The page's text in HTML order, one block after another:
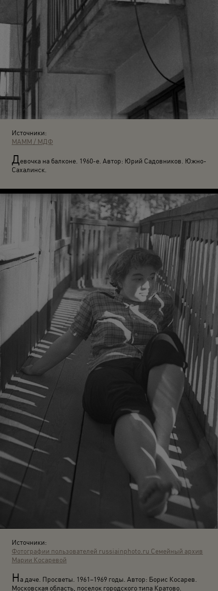
Источники:
МАММ / МДФ
Девочка на балконе. 1960-е. Автор: Юрий Садовников. Южно-
Сахалинск.
Источники:
Фотографии пользователей russiainphoto.ru Семейный архив
Марии Косаревой
На даче. Просветы. 1961–1969 годы. Автор: Борис Косарев.
Московская область, поселок городского типа Кратово.